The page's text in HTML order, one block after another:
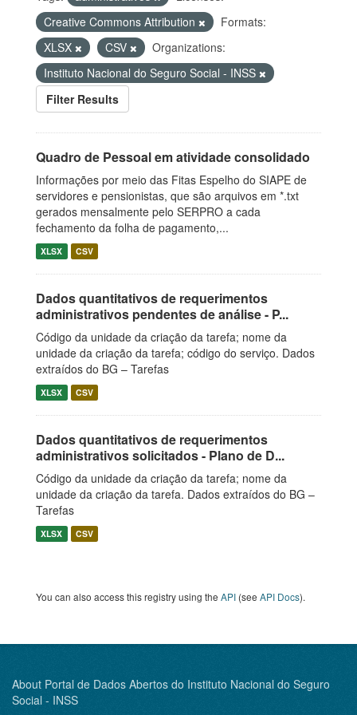
Creative Commons Attribution
Formats:
XLSX
CSV
Organizations:
Instituto Nacional do Seguro Social - INSS
Filter Results
Quadro de Pessoal em atividade consolidado
Informações por meio das Fitas Espelho do SIAPE de
servidores e pensionistas, que são arquivos em *.txt
gerados mensalmente pelo SERPRO a cada
fechamento da folha de pagamento,...
XLSX CSV
Dados quantitativos de requerimentos
administrativos pendentes de análise - P...
Código da unidade da criação da tarefa; nome da
unidade da criação da tarefa; código do serviço. Dados
extraídos do BG – Tarefas
XLSX CSV
Dados quantitativos de requerimentos
administrativos solicitados - Plano de D...
Código da unidade da criação da tarefa; nome da
unidade da criação da tarefa. Dados extraídos do BG –
Tarefas
XLSX CSV
You can also access this registry using the API (see API Docs).
About Portal de Dados Abertos do Instituto Nacional do Seguro
Social - INSS